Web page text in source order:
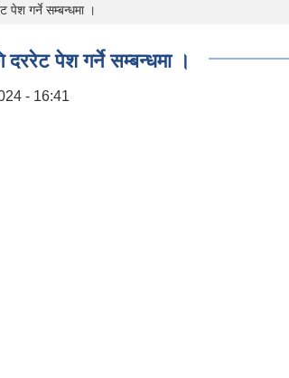
गर्ने सम्बन्धमा ।
पेश गर्ने सम्बन्धमा ।
- 16:41